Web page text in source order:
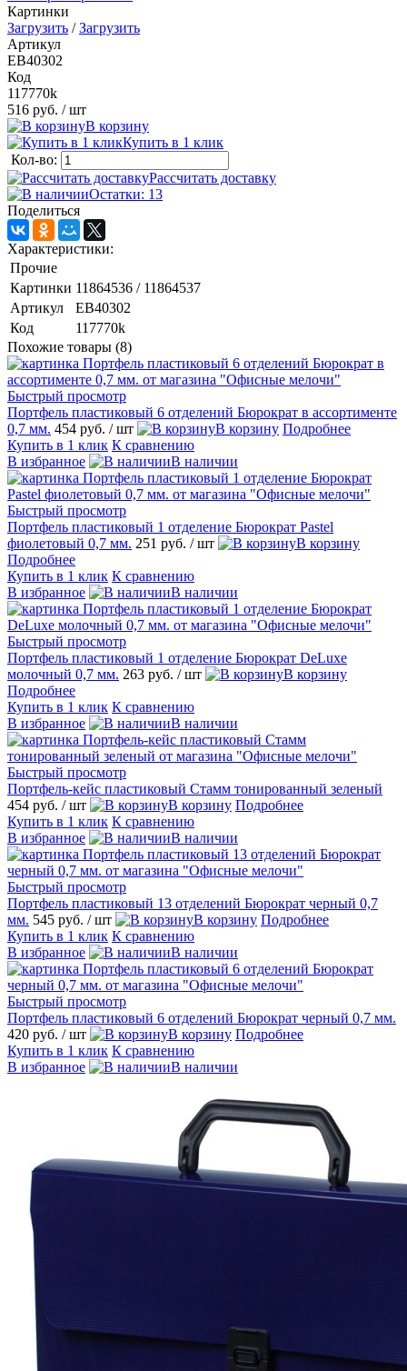
Картинки
Загрузить /Загрузить
Артикул
EB40302
Код
117770k
516 руб. / шт
В корзину
Купить в 1 клик
Кол-во:
Рассчитать доставку
Остатки: 13
Поделиться
Характеристики:
Прочие
Картинки 11864536 / 11864537
Артикул
EB40302
Код
117770k
Похожие товары (8)
Быстрый просмотр
Портфель пластиковый 6 отделений Бюрократ в ассортименте
0,7 мм. 454 руб. / шт В корзину Подробнее
Купить в 1 клик К сравнению
В избранное
В наличии
Быстрый просмотр
Портфель пластиковый 1 отделение Бюрократ Pastel
фиолетовый 0,7 мм. 251 руб. / шт
В корзину
Подробнее
Купить в 1 клик К сравнению
В избранное
В наличии
Быстрый просмотр
Портфель пластиковый 1 отделение Бюрократ DeLuxe
молочный 0,7 мм. 263 руб. / шт
В корзину
Подробнее
Купить в 1 клик К сравнению
В избранное
В наличии
Быстрый просмотр
Портфель-кейс пластиковый Стамм тонированный зеленый
454 руб. / шт В корзину Подробнее
Купить в 1 клик К сравнению
В избранное
В наличии
Быстрый просмотр
Портфель пластиковый 13 отделений Бюрократ черный 0,7
мм. 545 руб. / шт В корзину Подробнее
Купить в 1 клик К сравнению
В избранное
В наличии
Быстрый просмотр
Портфель пластиковый 6 отделений Бюрократ черный 0,7 мм.
420 руб. / шт В корзину Подробнее
Купить в 1 клик К сравнению
В избранное
В наличии